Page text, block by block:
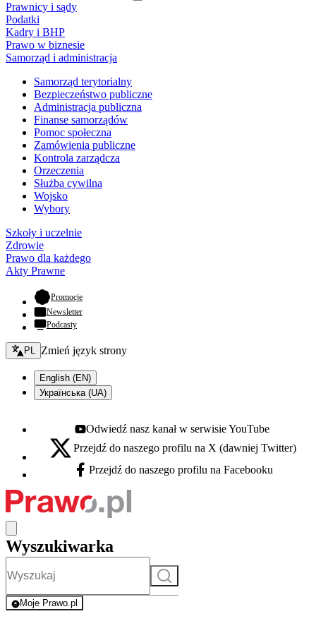
Prawnicy i sądy
Podatki
Kadry i BHP
Prawo w biznesie
Samorząd i administracja
Samorząd terytorialny
Bezpieczeństwo publiczne
Administracja publiczna
Finanse samorządów
Pomoc społeczna
Zamówienia publiczne
Kontrola zarządcza
Orzeczenia
Służba cywilna
Wojsko
Wybory
Szkoły i uczelnie
Zdrowie
Prawo dla każdego
Akty Prawne
Promocje- otwiera się w nowej karcie
Newsletter
Podcasty
Zmień język - bieżący:
PL Zmień język strony
English (EN)
Українська (UA)
Youtube - otwiera się w nowej karcie
Odwiedź nasz kanał w serwisie YouTube
X - otwiera się w nowej karcie
Przejdź do naszego profilu na X (dawniej Twitter)
Facebook - otwiera się w nowej karcie
Przejdź do naszego profilu na Facebooku
Wyszukiwarka
Szukaj
Moje Prawo.pl
- rejestracja i logowanie do serwisu